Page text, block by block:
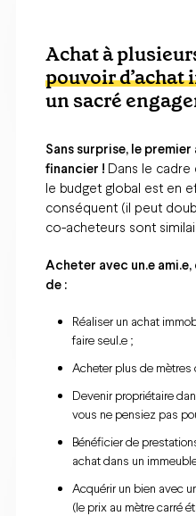
Achat à
pouvoir
un sacré
Sans surprise, le
financier ! Dans le cadre
le budget global est en
conséquent (il peut
co-acheteurs sont
Acheter avec un.e
de :
Réaliser un achat
faire seul.e ;
Acheter plus de mètres
Devenir propriétaire
vous ne pensiez pas
Bénéficier de
achat dans un
Acquérir un bien avec
(le prix au mètre carré